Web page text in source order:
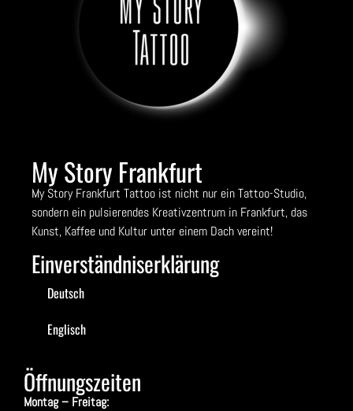
My Story Frankfurt
My Story Frankfurt Tattoo ist nicht nur ein Tattoo-Studio,
sondern ein pulsierendes Kreativzentrum in Frankfurt, das
Kunst, Kaffee und Kultur unter einem Dach vereint!
Einverständniserklärung
Deutsch
Englisch
Öffnungszeiten
Montag – Freitag: